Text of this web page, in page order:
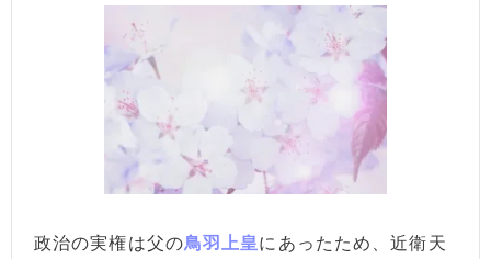
政治の実権は父の鳥羽上皇にあったため、近衛天